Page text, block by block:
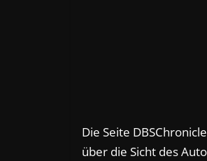
Die Seite
über die Sicht des